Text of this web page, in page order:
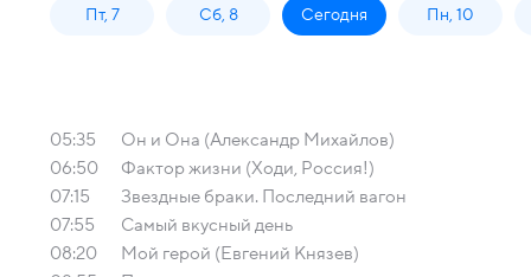
Пт, 7 Сб, 8 Сегодня Пн, 10
05:35
Он и Она (Александр Михайлов)
06:50
Фактор жизни (Ходи, Россия!)
07:15
Звездные браки. Последний вагон
07:55
Самый вкусный день
08:20
Мой герой (Евгений Князев)